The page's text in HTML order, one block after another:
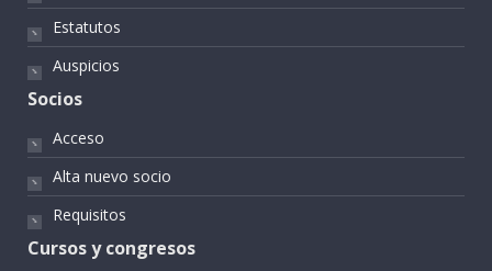
Estatutos
Auspicios
Socios
Acceso
Alta nuevo socio
Requisitos
Cursos y congresos